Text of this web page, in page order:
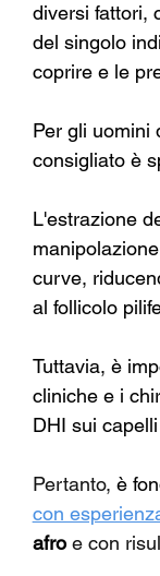
diversi fattori,
del singolo
coprire e le
Per gli uomini
consigliato è
L'estrazione
curve,
al follicolo
Tuttavia, è
cliniche e i
DHI sui
Pertanto, è
con
afro e con